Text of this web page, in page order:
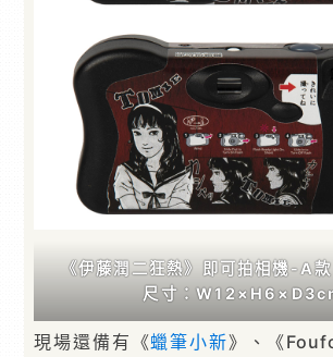
《伊藤潤二狂熱》即可拍相機-A
尺寸：
現場還備有《蠟筆小新》、《